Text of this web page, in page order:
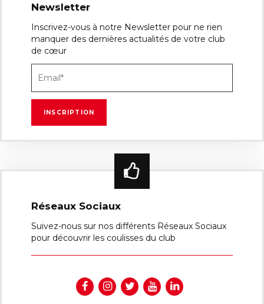
Newsletter
Inscrivez-vous à notre Newsletter pour ne rien
manquer des dernières actualités de votre club
de cœur
Réseaux Sociaux
Suivez-nous sur nos différents Réseaux Sociaux
pour découvrir les coulisses du club